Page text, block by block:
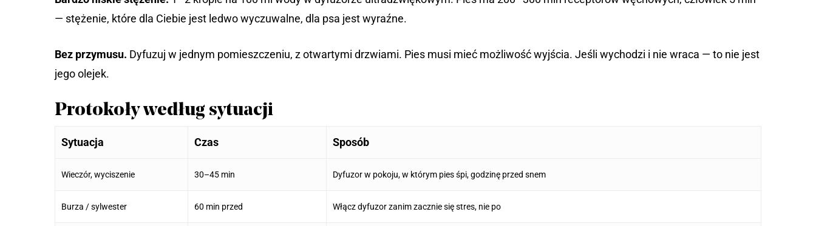
— stężenie, które dla Ciebie jest ledwo wyczuwalne, dla psa jest wyraźne.
Bez przymusu. Dyfuzuj w jednym pomieszczeniu, z otwartymi drzwiami. Pies musi mieć możliwość wyjścia. Jeśli wychodzi i nie wraca — to nie jest
jego olejek.
Protokoły według sytuacji
Sytuacja Czas Sposób
Wieczór, wyciszenie 30–45 min Dyfuzor w pokoju, w którym pies śpi, godzinę przed snem
Burza / sylwester 60 min przed Włącz dyfuzor zanim zacznie się stres, nie po